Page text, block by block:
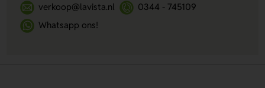
verkoop@lavista.nl
0344 - 745109
Whatsapp ons!